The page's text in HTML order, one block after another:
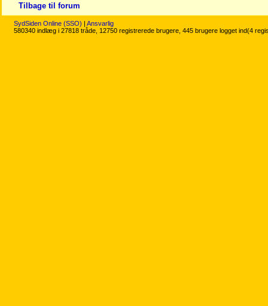
Tilbage til forum
SydSiden Online (SSO) | Ansvarlig
580340 indlæg i 27818 tråde, 12750 registrerede brugere, 445 brugere logget ind(4